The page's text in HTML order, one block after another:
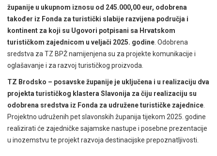
županije u ukupnom iznosu od 245.000,00 eur, odobrena
također iz Fonda za turistički slabije razvijena područja i
kontinent za koji su Ugovori potpisani sa Hrvatskom
turističkom zajednicom u veljači 2025. godine . Odobrena
sredstva za TZ BPŽ namijenjena su za projekte komunikacije i
oglašavanje i za razvoj turističkog proizvoda.
TZ Brodsko – posavske županije je uključena i u realizaciju dva
projekta turističkog klastera Slavonija za čiju realizaciju su
odobrena sredstva iz Fonda za udružene turističke zajednice
Projektno udruženih pet slavonskih županija tijekom 2025. godine
realizirati će zajedničke sajamske nastupe i posebne prezentacije
u inozemstvu te projekt razvoja destinacijske prepoznatljivosti.